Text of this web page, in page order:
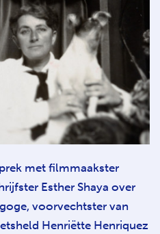
met filmmaakster
Esther Shaya over
voorvechtster van
Henriëtte Henriquez